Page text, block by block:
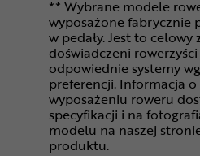
** Wybrane modele
wyposażone fabrycznie
w pedały. Jest to celowy
doświadczeni
odpowiednie systemy
preferencji. Informacja o
wyposażeniu roweru
specyfikacji i na
modelu na naszej
produktu.